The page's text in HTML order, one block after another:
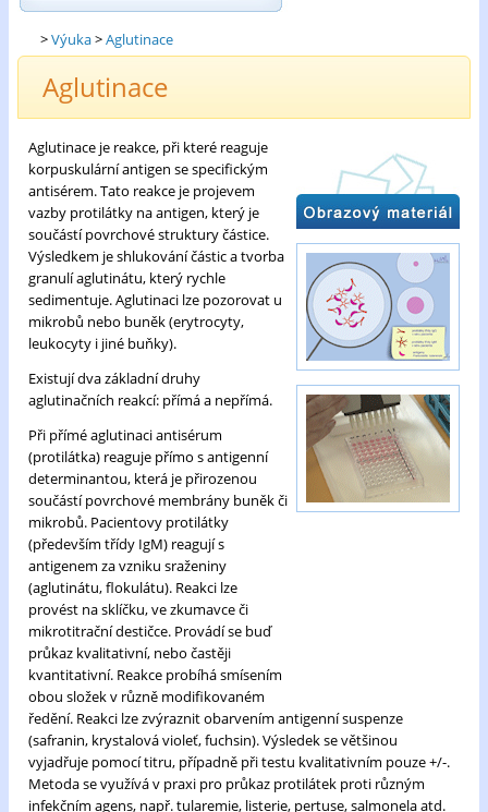
>Výuka>Aglutinace
Aglutinace
Aglutinace je reakce, při které reaguje
korpuskulární antigen se specifickým
antisérem. Tato reakce je projevem
vazby protilátky na antigen, který je
součástí povrchové struktury částice.
Výsledkem je shlukování částic a tvorba
granulí aglutinátu, který rychle
sedimentuje. Aglutinaci lze pozorovat u
mikrobů nebo buněk (erytrocyty,
leukocyty i jiné buňky).
Existují dva základní druhy
aglutinačních reakcí: přímá a nepřímá.
Při přímé aglutinaci antisérum
(protilátka) reaguje přímo s antigenní
determinantou, která je přirozenou
součástí povrchové membrány buněk či
mikrobů. Pacientovy protilátky
(především třídy IgM) reagují s
antigenem za vzniku sraženiny
(aglutinátu, flokulátu). Reakci lze
provést na sklíčku, ve zkumavce či
mikrotitrační destičce. Provádí se buď
průkaz kvalitativní, nebo častěji
kvantitativní. Reakce probíhá smísením
obou složek v různě modifikovaném
ředění. Reakci lze zvýraznit obarvením antigenní suspenze
(safranin, krystalová violeť, fuchsin). Výsledek se většinou
vyjadřuje pomocí titru, případně při testu kvalitativním pouze +/-.
Metoda se využívá v praxi pro průkaz protilátek proti různým
infekčním agens, např. tularemie, listerie, pertuse, salmonela atd.